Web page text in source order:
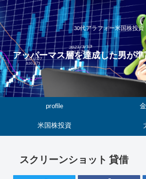
30代アラフォー米国株投資
アッパーマス層を達成した男が
profile
米国株投資
スクリーンショット 貸借